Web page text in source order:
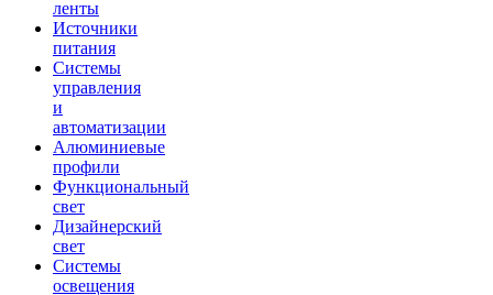
ленты
Источники
питания
Системы
управления
и
автоматизации
Алюминиевые
профили
Функциональный
свет
Дизайнерский
свет
Системы
освещения